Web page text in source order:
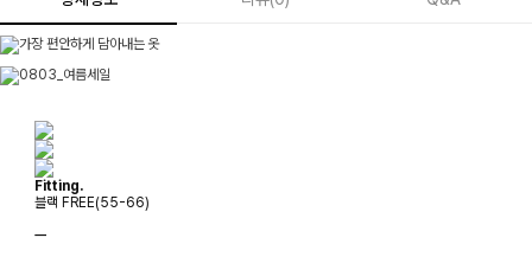
Fitting.
블랙 FREE(55-66)
ㅡ